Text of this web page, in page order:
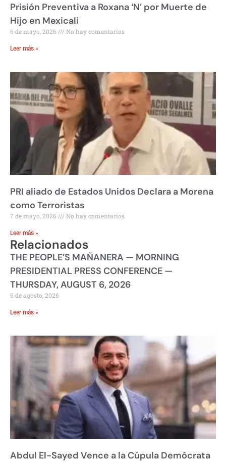
Prisión Preventiva a Roxana ‘N’ por Muerte de
Hijo en Mexicali
6 de mayo, 2026 No hay comentarios
Leer más »
PRI aliado de Estados Unidos Declara a Morena
como Terroristas
7 de mayo, 2026 No hay comentarios
Leer más »
Relacionados
THE PEOPLE’S MAÑANERA — MORNING
PRESIDENTIAL PRESS CONFERENCE —
THURSDAY, AUGUST 6, 2026
6 de agosto, 2026
Leer más »
Abdul El-Sayed Vence a la Cúpula Demócrata